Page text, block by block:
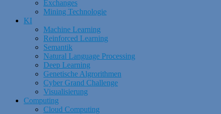
Exchanges
Mining Technologie
KI
Machine Learning
Reinforced Learning
Semantik
Natural Language Processing
Deep Learning
Genetische Algrorithmen
Cyber Grand Challenge
Visualisierung
Computing
Cloud Computing